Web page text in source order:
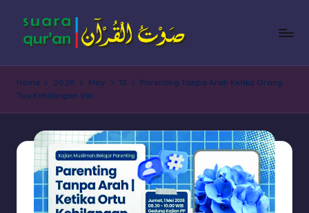
Home 2026 May 13
Parenting Tanpa Arah Ketika Orang
Tua Kehilangan Visi